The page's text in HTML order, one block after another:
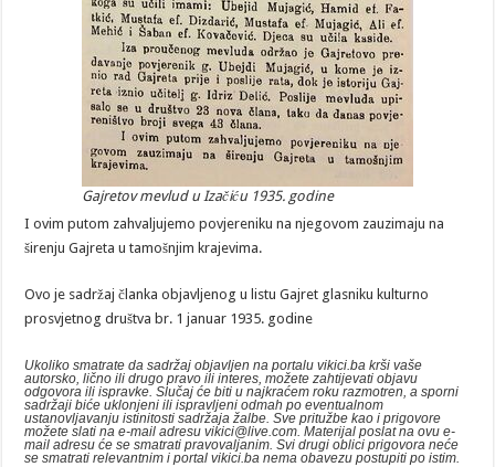
Gajretov mevlud u Izačiću 1935. godine
I ovim putom zahvaljujemo povjereniku na njegovom zauzimaju na
širenju Gajreta u tamošnjim krajevima.
Ovo je sadržaj članka objavljenog u listu Gajret glasniku kulturno
prosvjetnog društva br. 1 januar 1935. godine
Ukoliko smatrate da sadržaj objavljen na portalu vikici.ba krši vaše
autorsko, lično ili drugo pravo ili interes, možete zahtijevati objavu
odgovora ili ispravke. Slučaj će biti u najkraćem roku razmotren, a sporni
sadržaji biće uklonjeni ili ispravljeni odmah po eventualnom
ustanovljavanju istinitosti sadržaja žalbe. Sve pritužbe kao i prigovore
možete slati na e-mail adresu vikici@live.com. Materijal poslat na ovu e-
mail adresu će se smatrati pravovaljanim. Svi drugi oblici prigovora neće
se smatrati relevantnim i portal vikici.ba nema obavezu postupiti po istim.